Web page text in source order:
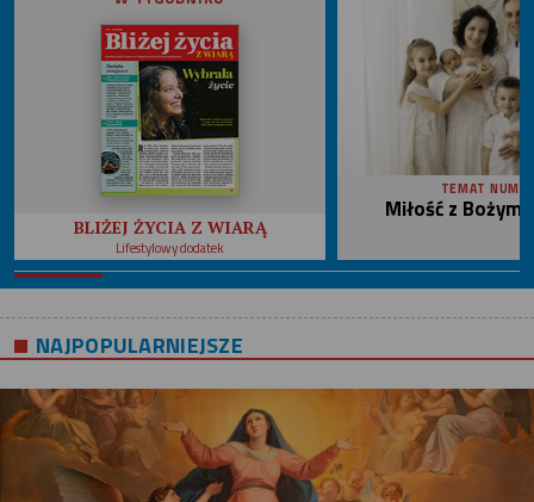
BLIŻEJ ŻYCIA Z WIARĄ
Lifestylowy dodatek
TEMAT
Miłość z
NAJPOPULARNIEJSZE